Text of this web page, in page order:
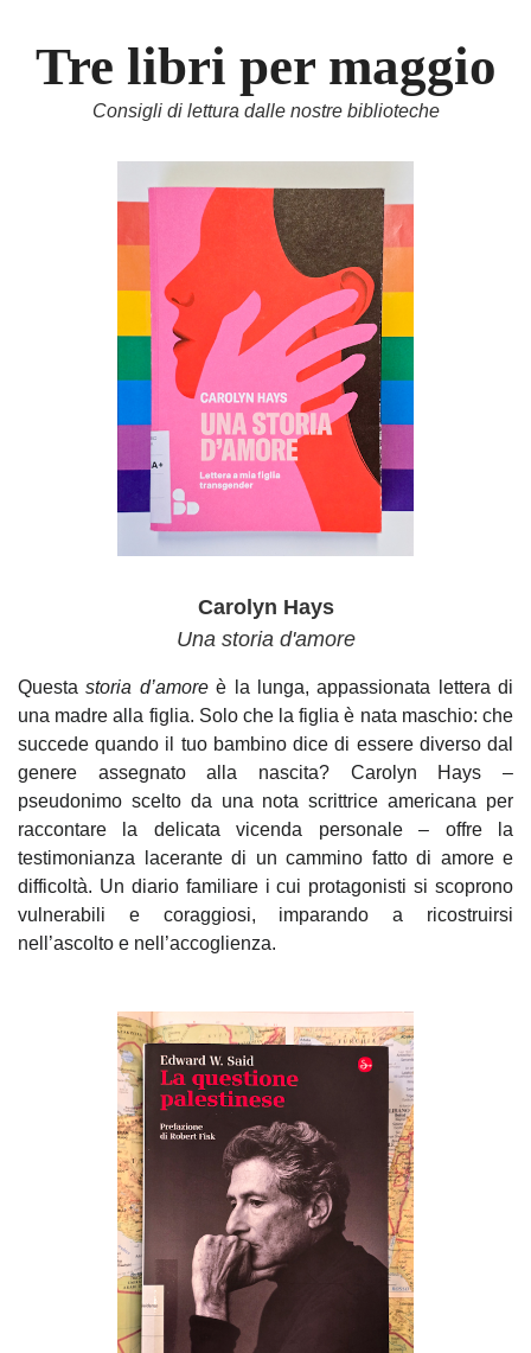
Tre libri per maggio
Consigli di lettura dalle nostre biblioteche
Carolyn Hays
Una storia d'amore
Questastoria d’amoreè la lunga, appassionata lettera di
una madre alla figlia. Solo che la figlia è nata maschio: che
succede quando il tuo bambino dice di essere diverso dal
genere assegnato alla nascita? Carolyn Hays –
pseudonimo scelto da una nota scrittrice americana per
raccontare la delicata vicenda personale – offre la
testimonianza lacerante di un cammino fatto di amore e
difficoltà. Un diario familiare i cui protagonisti si scoprono
vulnerabili e coraggiosi, imparando a ricostruirsi
nell’ascolto e nell’accoglienza.